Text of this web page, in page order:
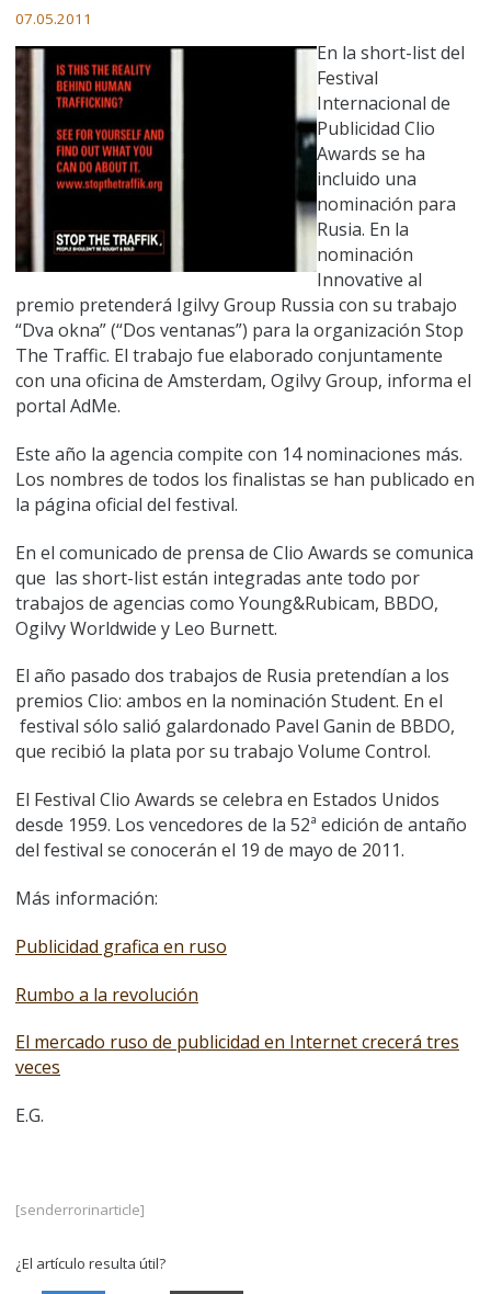
07.05.2011
En la short-list del
Festival
Internacional de
Publicidad Clio
Awards se ha
incluido una
nominación para
Rusia. En la
nominación
Innovative al
premio pretenderá Igilvy Group Russia con su trabajo
“Dva okna” (“Dos ventanas”) para la organización Stop
The Traffic. El trabajo fue elaborado conjuntamente
con una oficina de Amsterdam, Ogilvy Group, informa el
portal AdMe.
Este año la agencia compite con 14 nominaciones más.
Los nombres de todos los finalistas se han publicado en
la página oficial del festival.
En el comunicado de prensa de Clio Awards se comunica
que las short-list están integradas ante todo por
trabajos de agencias como Young&Rubicam, BBDO,
Ogilvy Worldwide y Leo Burnett.
El año pasado dos trabajos de Rusia pretendían a los
premios Clio: ambos en la nominación Student. En el
festival sólo salió galardonado Pavel Ganin de BBDO,
que recibió la plata por su trabajo Volume Control.
El Festival Clio Awards se celebra en Estados Unidos
desde 1959. Los vencedores de la 52ª edición de antaño
del festival se conocerán el 19 de mayo de 2011.
Más información:
Publicidad grafica en ruso
Rumbo a la revolución
El mercado ruso de publicidad en Internet crecerá tres
veces
E.G.
[senderrorinarticle]
¿El artículo resulta útil?